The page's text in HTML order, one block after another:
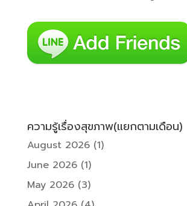
ความรู้เรื่องสุขภาพ(แยกตามเดือน)
August 2026(1)
June 2026(1)
May 2026(3)